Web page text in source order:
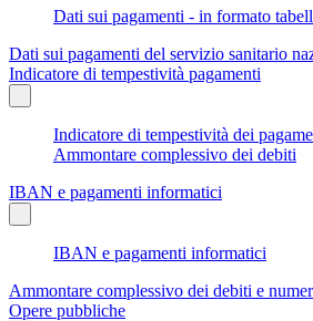
Dati sui pagamenti - in formato
Dati sui pagamenti del servizio sanitario
Indicatore di tempestività pagamenti
Indicatore di tempestività dei
Ammontare complessivo dei debiti
IBAN e pagamenti informatici
IBAN e pagamenti informatici
Ammontare complessivo dei debiti e
Opere pubbliche